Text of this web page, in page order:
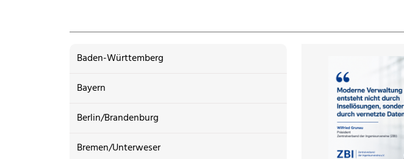
Baden-Württemberg
Bayern
Berlin/Brandenburg
Bremen/Unterweser